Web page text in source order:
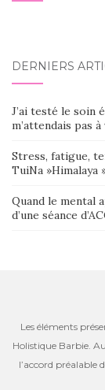
DERNIERS
J’ai testé le
m’attendais pas
Stress, fatigue,
TuiNa »Himalaya
Quand le mental
d’une séance
Les éléments
Holistique Barbie.
l’accord préalable